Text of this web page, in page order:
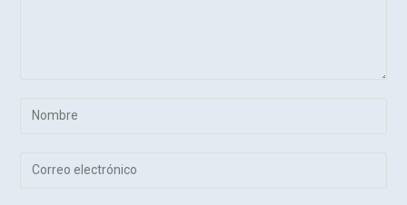
Introduce
Introduce